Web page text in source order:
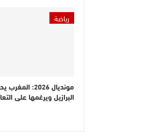
رياضة
مونديال 2026:
البرازيل ويرغمها على